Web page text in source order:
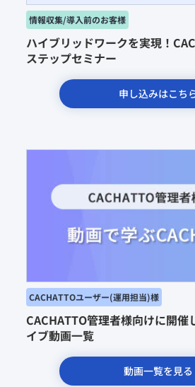
ハイブリッドワークを実現！
ステップセミナー
申し込みはこち
CACHATTO管理者様向けに開催
イブ動画一覧
動画一覧を見る